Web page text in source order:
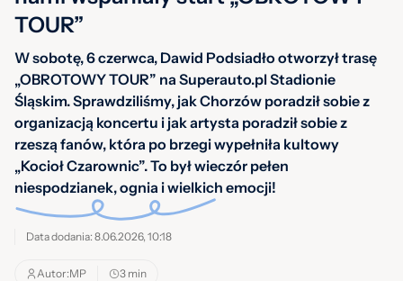
TOUR”
W sobotę, 6 czerwca, Dawid Podsiadło otworzył trasę
„OBROTOWY TOUR” na Superauto.pl Stadionie
Śląskim. Sprawdziliśmy, jak Chorzów poradził sobie z
organizacją koncertu i jak artysta poradził sobie z
rzeszą fanów, która po brzegi wypełniła kultowy
„Kocioł Czarownic”. To był wieczór pełen
niespodzianek, ognia i wielkich emocji!
Data dodania: 8.06.2026, 10:18
Autor:MP 3 min